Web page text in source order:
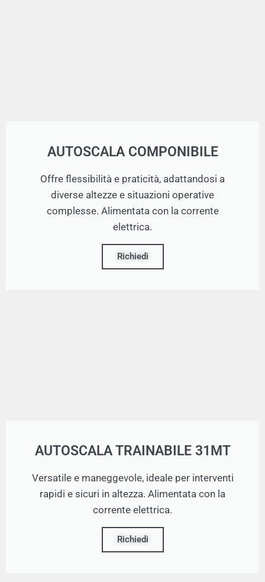
AUTOSCALA COMPONIBILE
Offre flessibilità e praticità, adattandosi a
diverse altezze e situazioni operative
complesse. Alimentata con la corrente
elettrica.
Richiedi
AUTOSCALA TRAINABILE 31MT
Versatile e maneggevole, ideale per interventi
rapidi e sicuri in altezza. Alimentata con la
corrente elettrica.
Richiedi